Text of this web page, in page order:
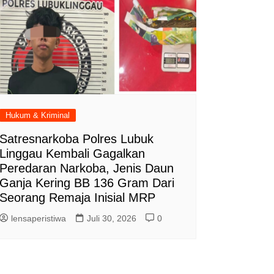
Hukum & Kriminal
Polres Lubuk
Kembali Gagalkan
Narkoba, Jenis Daun
Kering BB 136 Gram Dari
Remaja Inisial MRP
lensaperistiwa Juli 30, 2026 0